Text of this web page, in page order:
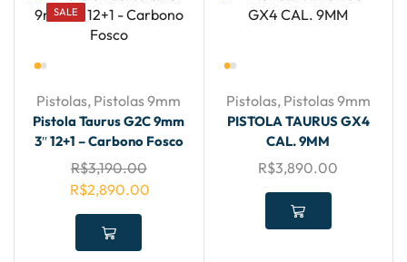
SALE
Pistolas, Pistolas 9mm
Pistola Taurus G2C 9mm
3″ 12+1 – Carbono Fosco
R$3,190.00
R$2,890.00
Pistolas, Pistolas 9mm
PISTOLA TAURUS GX4
CAL. 9MM
R$3,890.00